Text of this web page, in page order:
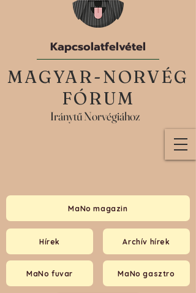
MAGYAR-NORVÉG
FÓRUM
Iránytű Norvégiához
Hírek
MaNo magazin
MaNo fuvar MaNo gasztro
Archív hírek
Kapcsolatfelvétel